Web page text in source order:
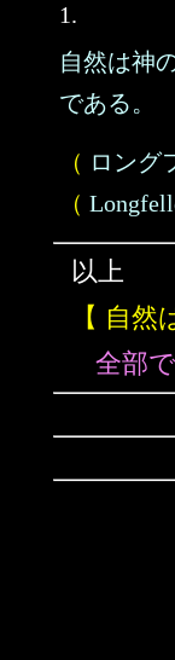
1.
自然は神
である。
（ ロング
（
以上
【 自然
全部